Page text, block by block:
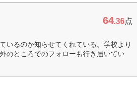
64.36点
いるのか知らせてくれている。学校より
のところでのフォローも行き届いてい